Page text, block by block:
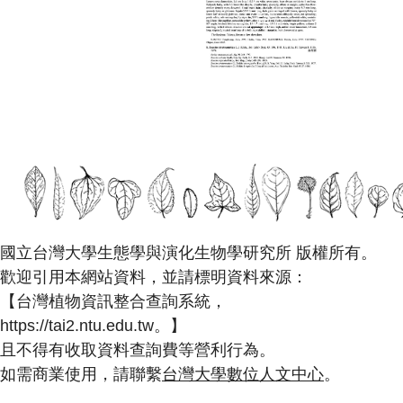
國立台灣大學生態學與演化生物學研究所 版權所有。
歡迎引用本網站資料，並請標明資料來源：
【台灣植物資訊整合查詢系統，
https://tai2.ntu.edu.tw。】
且不得有收取資料查詢費等營利行為。
如需商業使用，請聯繫台灣大學數位人文中心。